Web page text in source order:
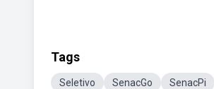
Tags
Seletivo SenacGo SenacPi